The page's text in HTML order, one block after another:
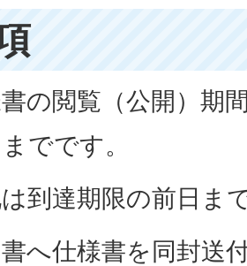
書の閲覧（公開）期
でです。
到達期限の前日ま
へ仕様書を同封送